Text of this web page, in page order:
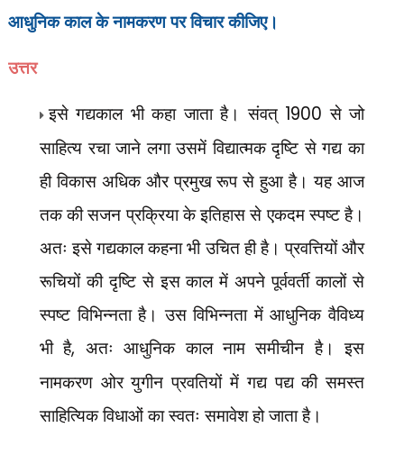
आधुनिक काल के नामकरण पर विचार कीजिए।
उत्तर
इसे गद्यकाल भी कहा जाता है। संवत् 1900 से जो
साहित्य रचा जाने लगा उसमें विद्यात्मक दृष्टि से गद्य का
ही विकास अधिक और प्रमुख रूप से हुआ है। यह आज
तक की सजन प्रक्रिया के इतिहास से एकदम स्पष्ट है।
अतः इसे गद्यकाल कहना भी उचित ही है। प्रवत्तियों और
रूचियों की दृष्टि से इस काल में अपने पूर्ववर्ती कालों से
स्पष्ट विभिन्नता है। उस विभिन्नता में आधुनिक वैविध्य
भी है, अतः आधुनिक काल नाम समीचीन है। इस
नामकरण ओर युगीन प्रवतियों में गद्य पद्य की समस्त
साहित्यिक विधाओं का स्वतः समावेश हो जाता है।